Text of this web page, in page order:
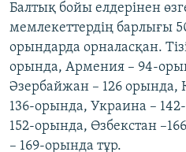
Балтық бойы елдерінен
мемлекеттердің барлығы
орындарда орналасқан.
орында, Армения – 94-
Әзербайжан – 126 орында,
136-орында, Украина –
152-орында, Өзбекстан
– 169-орында тұр.